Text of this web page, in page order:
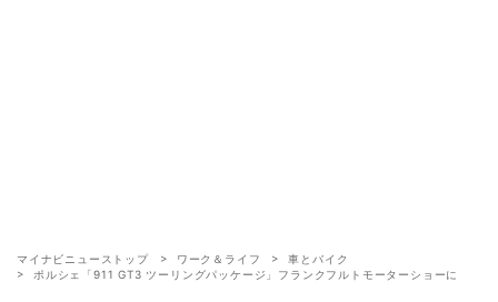
マイナビニューストップ ワーク＆ライフ
車とバイク
ポルシェ「911 GT3 ツーリングパッケージ」フランクフルトモーターショーに